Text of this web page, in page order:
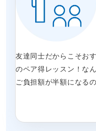
友達同士だからこそお
のペア得レッスン！な
ご負担額が半額になる